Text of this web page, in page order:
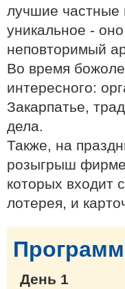
лучшие частные
уникальное -
неповторимый
Во время
интересного:
Закарпатье,
дела.
Также, на
розыгрыш
которых входит
лотерея, и
День 1